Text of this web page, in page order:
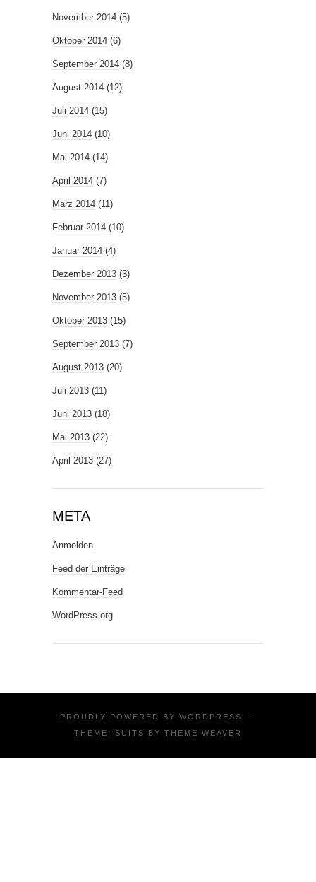
November 2014 (5)
Oktober 2014 (6)
September 2014 (8)
August 2014 (12)
Juli 2014 (15)
Juni 2014 (10)
Mai 2014 (14)
April 2014 (7)
März 2014 (11)
Februar 2014 (10)
Januar 2014 (4)
Dezember 2013 (3)
November 2013 (5)
Oktober 2013 (15)
September 2013 (7)
August 2013 (20)
Juli 2013 (11)
Juni 2013 (18)
Mai 2013 (22)
April 2013 (27)
META
Anmelden
Feed der Einträge
Kommentar-Feed
WordPress.org
PROUDLY POWERED BY WORDPRESS
·
THEME: SUITS BY THEME WEAVER